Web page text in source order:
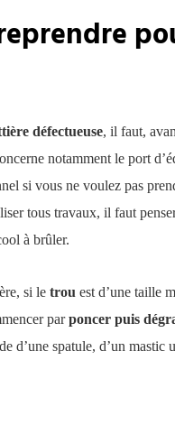
défectueuse, il faut,
notamment le port
si vous ne voulez pas
tous travaux, il faut
à brûler.
si le trou est d’une taille
parponcer puis
d’une spatule, d’un